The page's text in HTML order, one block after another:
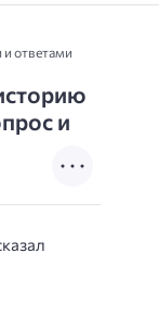
ответами
и